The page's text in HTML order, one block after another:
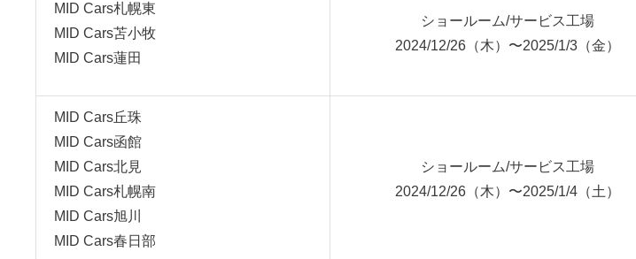
MID Cars札幌東
MID Cars苫小牧
MID Cars蓮田
ショールーム/サービス工場
2024/12/26（木）〜2025/1/3（金）
MID Cars丘珠
MID Cars函館
MID Cars北見
MID Cars札幌南
MID Cars旭川
MID Cars春日部
ショールーム/サービス工場
2024/12/26（木）〜2025/1/4（土）